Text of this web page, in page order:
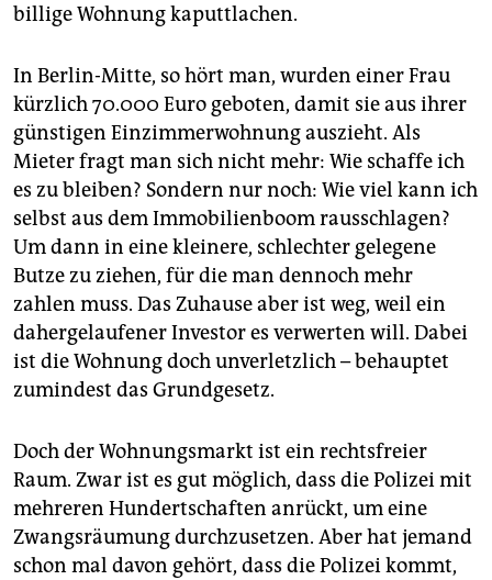
billige Wohnung kaputtlachen.
In Berlin-Mitte, so hört man, wurden einer Frau
kürzlich 70.000 Euro geboten, damit sie aus ihrer
günstigen Einzimmerwohnung auszieht. Als
Mieter fragt man sich nicht mehr: Wie schaffe ich
es zu bleiben? Sondern nur noch: Wie viel kann ich
selbst aus dem Immobilienboom rausschlagen?
Um dann in eine kleinere, schlechter gelegene
Butze zu ziehen, für die man dennoch mehr
zahlen muss. Das Zuhause aber ist weg, weil ein
dahergelaufener Investor es verwerten will. Dabei
ist die Wohnung doch unverletzlich – behauptet
zumindest das Grundgesetz.
Doch der Wohnungsmarkt ist ein rechtsfreier
Raum. Zwar ist es gut möglich, dass die Polizei mit
mehreren Hundertschaften anrückt, um eine
Zwangsräumung durchzusetzen. Aber hat jemand
schon mal davon gehört, dass die Polizei kommt,